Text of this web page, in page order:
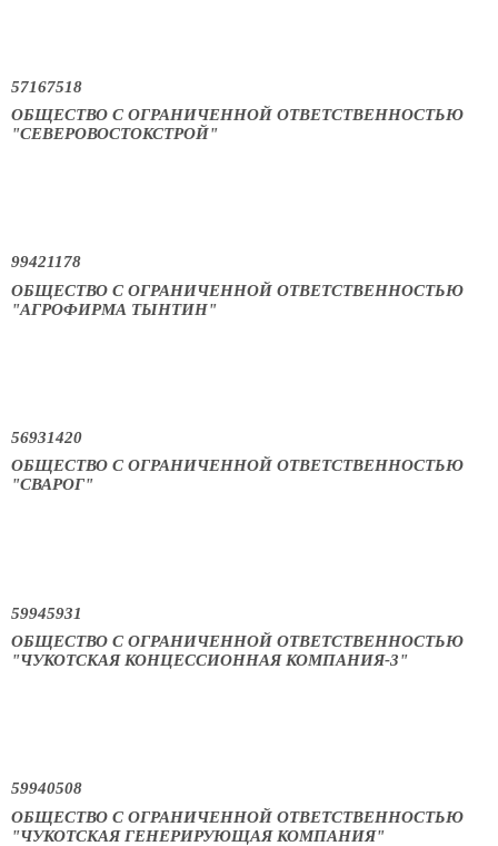
57167518
ОБЩЕСТВО С ОГРАНИЧЕННОЙ ОТВЕТСТВЕННОСТЬЮ
"СЕВЕРОВОСТОКСТРОЙ"
99421178
ОБЩЕСТВО С ОГРАНИЧЕННОЙ ОТВЕТСТВЕННОСТЬЮ
"АГРОФИРМА ТЫНТИН"
56931420
ОБЩЕСТВО С ОГРАНИЧЕННОЙ ОТВЕТСТВЕННОСТЬЮ
"СВАРОГ"
59945931
ОБЩЕСТВО С ОГРАНИЧЕННОЙ ОТВЕТСТВЕННОСТЬЮ
"ЧУКОТСКАЯ КОНЦЕССИОННАЯ КОМПАНИЯ-3"
59940508
ОБЩЕСТВО С ОГРАНИЧЕННОЙ ОТВЕТСТВЕННОСТЬЮ
"ЧУКОТСКАЯ ГЕНЕРИРУЮЩАЯ КОМПАНИЯ"